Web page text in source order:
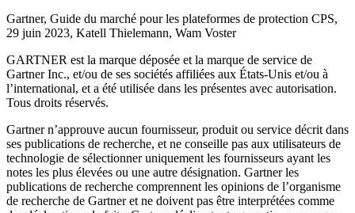
Gartner, Guide du marché pour les plateformes de protection CPS,
29 juin 2023, Katell Thielemann, Wam Voster
GARTNER est la marque déposée et la marque de service de
Gartner Inc., et/ou de ses sociétés affiliées aux États-Unis et/ou à
l’international, et a été utilisée dans les présentes avec autorisation.
Tous droits réservés.
Gartner n’approuve aucun fournisseur, produit ou service décrit dans
ses publications de recherche, et ne conseille pas aux utilisateurs de
technologie de sélectionner uniquement les fournisseurs ayant les
notes les plus élevées ou une autre désignation. Gartner les
publications de recherche comprennent les opinions de l’organisme
de recherche de Gartner et ne doivent pas être interprétées comme